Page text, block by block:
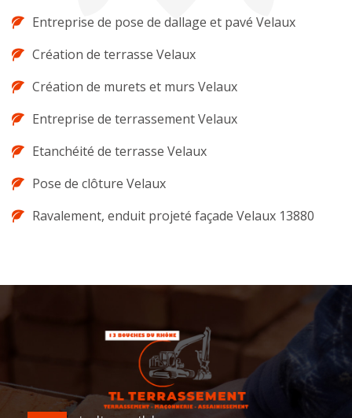
Entreprise de pose de dallage et pavé Velaux
Création de terrasse Velaux
Création de murets et murs Velaux
Entreprise de terrassement Velaux
Etanchéité de terrasse Velaux
Pose de clôture Velaux
Ravalement, enduit projeté façade Velaux 13880